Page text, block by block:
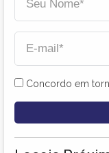
Concordo em